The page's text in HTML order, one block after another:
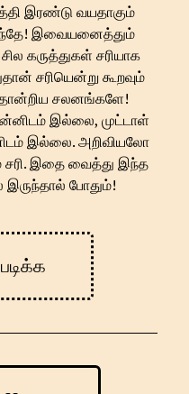
இரண்டு வயதாகும்
இவையனைத்தும்
கருத்துகள் சரியாக
சரியென்று கூறவும்
சலனங்களே!
இல்லை, முட்டாள்
இல்லை. அறிவியலோ
சரி. இதை வைத்து இந்த
போதும்!